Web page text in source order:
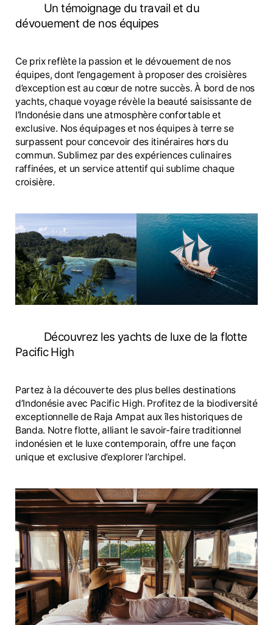
Un témoignage du travail et du
dévouement de nos équipes
Ce prix reflète la passion et le dévouement de nos
équipes, dont l’engagement à proposer des croisières
d’exception est au cœur de notre succès. À bord de nos
yachts, chaque voyage révèle la beauté saisissante de
l’Indonésie dans une atmosphère confortable et
exclusive. Nos équipages et nos équipes à terre se
surpassent pour concevoir des itinéraires hors du
commun. Sublimez par des expériences culinaires
raffinées, et un service attentif qui sublime chaque
croisière.
Découvrez les yachts de luxe de la flotte
Pacific High
Partez à la découverte des plus belles destinations
d’Indonésie avec Pacific High. Profitez de la biodiversité
exceptionnelle de Raja Ampat aux îles historiques de
Banda. Notre flotte, alliant le savoir-faire traditionnel
indonésien et le luxe contemporain, offre une façon
unique et exclusive d’explorer l’archipel.